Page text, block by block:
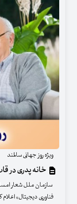
ویژه روز جهانی سالمند
خانه پدری در
سازمان ملل شعار
فناوری دیجیتال» اعلام